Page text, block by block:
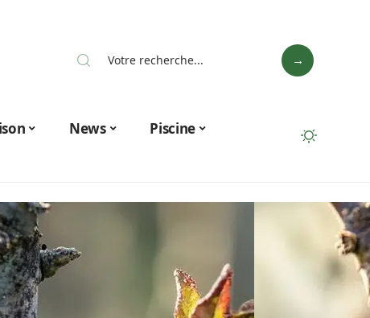
News
Piscine